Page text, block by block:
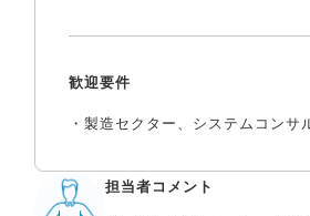
歓迎要件
・製造セクター、システムコンサ
担当者コメント